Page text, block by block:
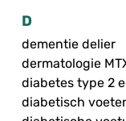
D
dementie delier
dermatologie
diabetes type 2
diabetisch